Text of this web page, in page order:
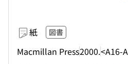
紙 図書
Macmillan Press2000.<A16-